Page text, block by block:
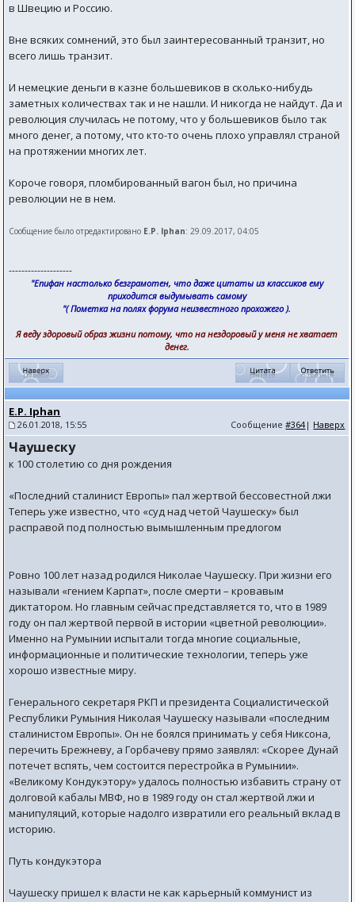
в Швецию и Россию.
Вне всяких сомнений, это был заинтересованный транзит, но
всего лишь транзит.
И немецкие деньги в казне большевиков в сколько-нибудь
заметных количествах так и не нашли. И никогда не найдут. Да и
революция случилась не потому, что у большевиков было так
много денег, а потому, что кто-то очень плохо управлял страной
на протяжении многих лет.
Короче говоря, пломбированный вагон был, но причина
революции не в нем.
Сообщение было отредактировано E.P. Iphan: 29.09.2017, 04:05
--------------------
"Епифан настолько безграмотен, что даже цитаты из классиков ему
приходится выдумывать самому
"( Пометка на полях форума неизвестного прохожего ).
Я веду здоровый образ жизни потому, что на нездоровый у меня не хватает
денег.
E.P. Iphan
26.01.2018, 15:55 Сообщение#364| Наверх
Чаушеску
к 100 столетию со дня рождения
«Последний сталинист Европы» пал жертвой бессовестной лжи
Теперь уже известно, что «суд над четой Чаушеску» был
расправой под полностью вымышленным предлогом
Ровно 100 лет назад родился Николае Чаушеску. При жизни его
называли «гением Карпат», после смерти – кровавым
диктатором. Но главным сейчас представляется то, что в 1989
году он пал жертвой первой в истории «цветной революции».
Именно на Румынии испытали тогда многие социальные,
информационные и политические технологии, теперь уже
хорошо известные миру.
Генерального секретаря РКП и президента Социалистической
Республики Румыния Николая Чаушеску называли «последним
сталинистом Европы». Он не боялся принимать у себя Никсона,
перечить Брежневу, а Горбачеву прямо заявлял: «Скорее Дунай
потечет вспять, чем состоится перестройка в Румынии».
«Великому Кондукэтору» удалось полностью избавить страну от
долговой кабалы МВФ, но в 1989 году он стал жертвой лжи и
манипуляций, которые надолго извратили его реальный вклад в
историю.
Путь кондукэтора
Чаушеску пришел к власти не как карьерный коммунист из